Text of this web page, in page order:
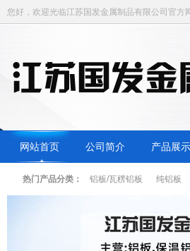
您好，欢迎光临江苏国发金属制品有限公司官方
网站首页 公司简介 产品展示
热门产品分类： 铝板/瓦楞铝板 纯铝板